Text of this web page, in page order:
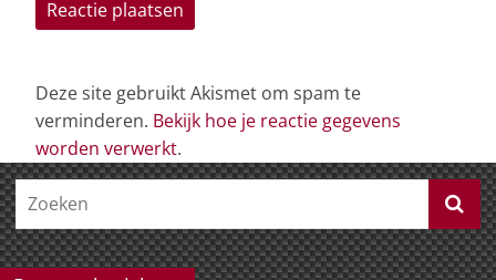
Deze site gebruikt Akismet om spam te
verminderen. Bekijk hoe je reactie gegevens
worden verwerkt.